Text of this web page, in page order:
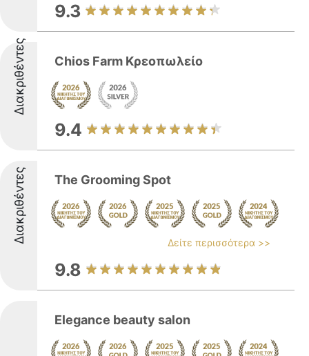
9.3
Διακριθέντες Chios Farm Κρεοπωλείο
9.4
Διακριθέντες The Grooming Spot
Δείτε περισσότερα >>
9.8
Elegance beauty salon